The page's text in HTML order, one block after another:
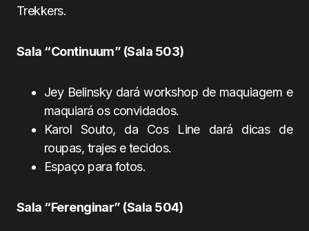
Trekkers.
Sala “Continuum” (Sala 503)
Jey Belinsky dará workshop de maquiagem e
maquiará os convidados.
Karol Souto, da Cos Line dará dicas de
roupas, trajes e tecidos.
Espaço para fotos.
Sala “Ferenginar” (Sala 504)